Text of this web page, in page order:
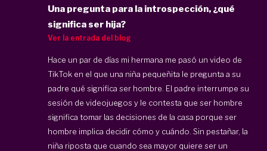
Una pregunta para la introspección, ¿qué
significa ser hija?
Ver la entrada del blog
Hace un par de días mi hermana me pasó un video de
TikTok en el que una niña pequeñita le pregunta a su
padre qué significa ser hombre. El padre interrumpe su
sesión de videojuegos y le contesta que ser hombre
significa tomar las decisiones de la casa porque ser
hombre implica decidir cómo y cuándo. Sin pestañar, la
niña riposta que cuando sea mayor quiere ser un